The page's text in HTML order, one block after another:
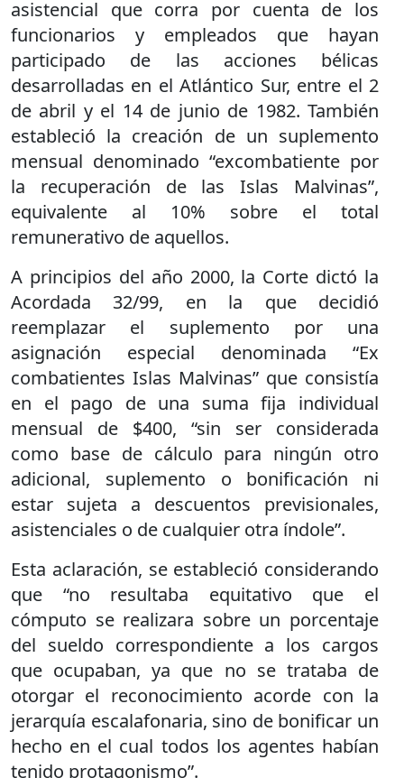
asistencial que corra por cuenta de los
funcionarios y empleados que hayan
participado de las acciones bélicas
desarrolladas en el Atlántico Sur, entre el 2
de abril y el 14 de junio de 1982. También
estableció la creación de un suplemento
mensual denominado “excombatiente por
la recuperación de las Islas Malvinas”,
equivalente al 10% sobre el total
remunerativo de aquellos.
A principios del año 2000, la Corte dictó la
Acordada 32/99, en la que decidió
reemplazar el suplemento por una
asignación especial denominada “Ex
combatientes Islas Malvinas” que consistía
en el pago de una suma fija individual
mensual de $400, “sin ser considerada
como base de cálculo para ningún otro
adicional, suplemento o bonificación ni
estar sujeta a descuentos previsionales,
asistenciales o de cualquier otra índole”.
Esta aclaración, se estableció considerando
que “no resultaba equitativo que el
cómputo se realizara sobre un porcentaje
del sueldo correspondiente a los cargos
que ocupaban, ya que no se trataba de
otorgar el reconocimiento acorde con la
jerarquía escalafonaria, sino de bonificar un
hecho en el cual todos los agentes habían
tenido protagonismo”.